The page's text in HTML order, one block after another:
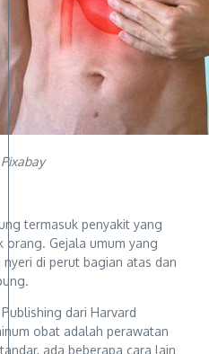
termasuk penyakit yang
orang. Gejala umum yang
di perut bagian atas dan
dari Harvard
obat adalah perawatan
ada beberapa cara lain